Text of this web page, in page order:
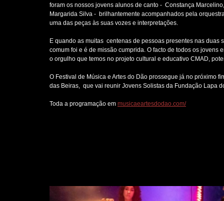
foram os nossos jovens alunos de canto -  Constança
Margarida Silva -  brilhantemente acompanhados pela
uma das peças às suas vozes e interpretações.
E quando as muitas  centenas de pessoas presentes nas
comum foi e é de missão cumprida. O facto de todos os
o orgulho que temos no projeto cultural e educativo CMAD,
O Festival de Música e Artes do Dão prossegue já no próximo
das Beiras,  que vai reunir Jovens Solistas da Fundação Lapa
Toda a programação em musicaeartesdodao.com/